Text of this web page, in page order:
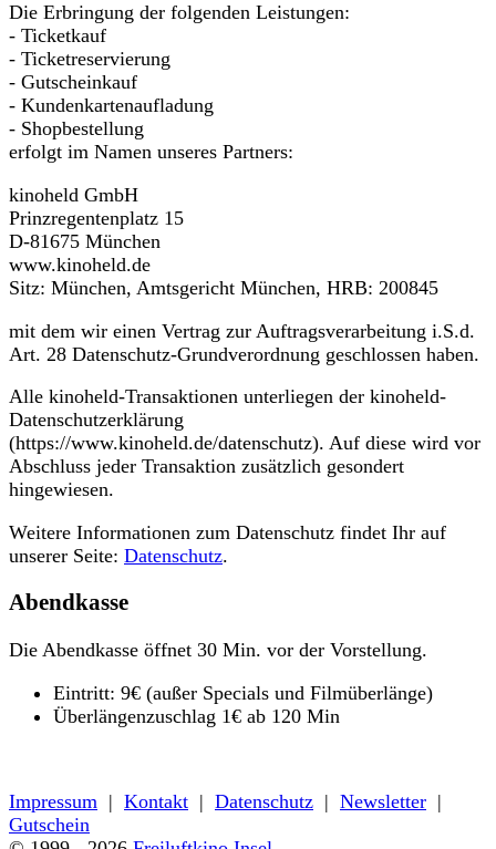
Die Erbringung der folgenden Leistungen:
- Ticketkauf
- Ticketreservierung
- Gutscheinkauf
- Kundenkartenaufladung
- Shopbestellung
erfolgt im Namen unseres Partners:
kinoheld GmbH
Prinzregentenplatz 15
D-81675 München
www.kinoheld.de
Sitz: München, Amtsgericht München, HRB: 200845
mit dem wir einen Vertrag zur Auftragsverarbeitung i.S.d.
Art. 28 Datenschutz-Grundverordnung geschlossen haben.
Alle kinoheld-Transaktionen unterliegen der kinoheld-
Datenschutzerklärung
(https://www.kinoheld.de/datenschutz). Auf diese wird vor
Abschluss jeder Transaktion zusätzlich gesondert
hingewiesen.
Weitere Informationen zum Datenschutz findet Ihr auf
unserer Seite: Datenschutz.
Abendkasse
Die Abendkasse öffnet 30 Min. vor der Vorstellung.
Eintritt: 9€ (außer Specials und Filmüberlänge)
Überlängenzuschlag 1€ ab 120 Min
Impressum | Kontakt | Datenschutz | Newsletter |
Gutschein